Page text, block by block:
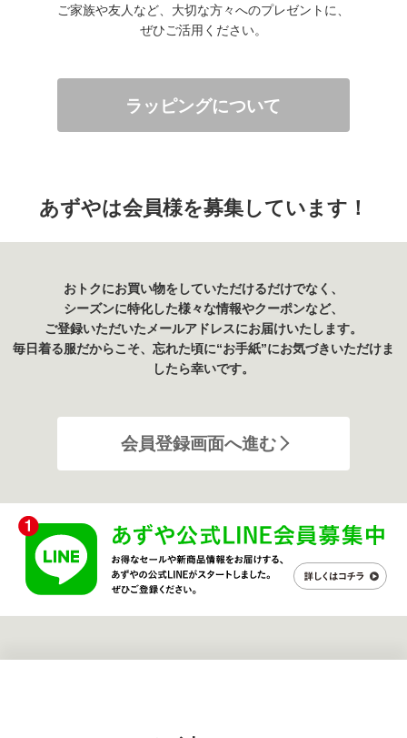
ご家族や友人など、大切な方々へのプレゼントに、
ぜひご活用ください。
ラッピングについて
あずやは会員様を募集しています！
おトクにお買い物をしていただけるだけでなく、
シーズンに特化した様々な情報やクーポンなど、
ご登録いただいたメールアドレスにお届けいたします。
毎日着る服だからこそ、忘れた頃に“お手紙”にお気づきいただけま
したら幸いです。
会員登録画面へ進む